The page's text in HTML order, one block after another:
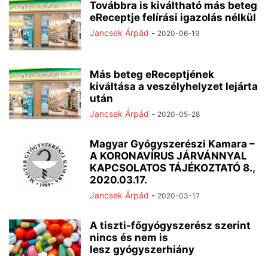
Továbbra is kiváltható más beteg
eReceptje felírási igazolás nélkül
Jancsek Árpád - 2020-06-19
Más beteg eReceptjének
kiváltása a veszélyhelyzet lejárta
után
Jancsek Árpád - 2020-05-28
Magyar Gyógyszerészi Kamara –
A KORONAVÍRUS JÁRVÁNNYAL
KAPCSOLATOS TÁJÉKOZTATÓ 8.,
2020.03.17.
Jancsek Árpád - 2020-03-17
A tiszti-főgyógyszerész szerint
nincs és nem is
lesz gyógyszerhiány